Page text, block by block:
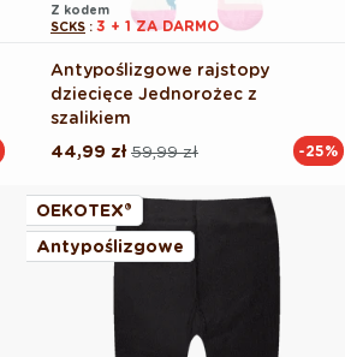
Z kodem
SCKS : 3 + 1 ZA DARMO
Antypoślizgowe rajstopy
dziecięce Jednorożec z
szalikiem
Cena
59,99 zł
Cena
44,99 zł -25%
OEKOTEX®
Antypoślizgowe